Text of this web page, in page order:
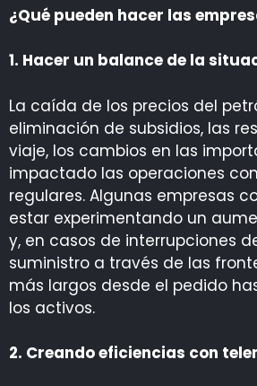
¿Qué pueden hacer las
1. Hacer un balance de la
La caída de los precios del
eliminación de subsidios, las
viaje, los cambios en las
impactado las operaciones
regulares. Algunas empresas
estar experimentando un
y, en casos de interrupciones
suministro a través de las
más largos desde el pedido
los activos.
2. Creando eficiencias con